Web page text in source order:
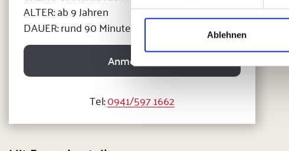
Ablehnen
ALTER: ab 9 Jahren
DAUER: rund 90 Minuten
Anmelden
Tel:0941/597 1662